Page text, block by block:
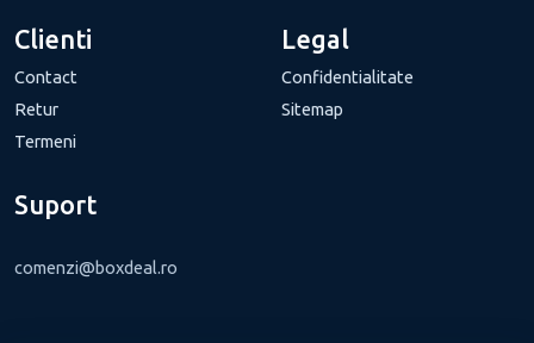
Clienti
Contact
Retur
Termeni
Legal
Confidentialitate
Sitemap
Suport
comenzi@boxdeal.ro